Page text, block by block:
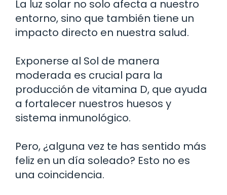
La luz solar no solo afecta a nuestro
entorno, sino que también tiene un
impacto directo en nuestra salud.
Exponerse al Sol de manera
moderada es crucial para la
producción de vitamina D, que ayuda
a fortalecer nuestros huesos y
sistema inmunológico.
Pero, ¿alguna vez te has sentido más
feliz en un día soleado? Esto no es
una coincidencia.